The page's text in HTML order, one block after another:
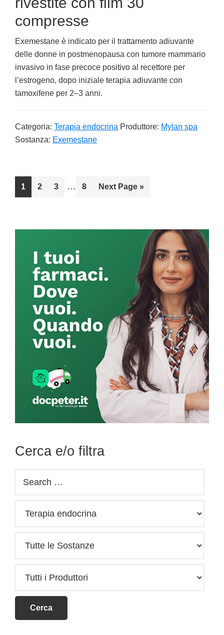
compresse
Exemestane è indicato per il trattamento adiuvante
delle donne in postmenopausa con tumore mammario
invasivo in fase precoce positivo al recettore per
l’estrogeno, dopo iniziale terapia adiuvante con
tamoxifene per 2–3 anni.
Categoria: Terapia endocrina Produttore: Mylan spa
Sostanza: Exemestane
Go
to
1
Go
2
Go
3
Interim
…
Go
8
Go
Next Page »
Sidebar
Cerca e/o filtra